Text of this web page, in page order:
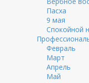
Пасха
9 мая
Спокойной
Февраль
Март
Апрель
Май